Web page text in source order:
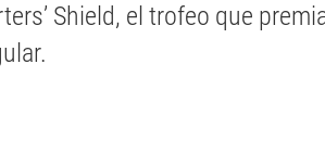
Shield, el trofeo que